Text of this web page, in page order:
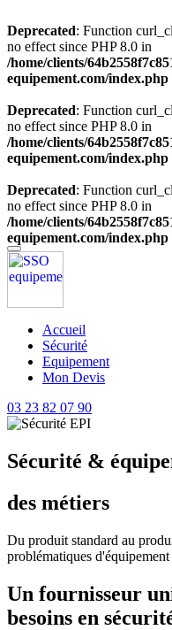
Deprecated: Function
no effect since PHP 8.0 in
/home/clients/
equipement.com/index.php
Deprecated: Function
no effect since PHP 8.0 in
/home/clients/
equipement.com/index.php
Deprecated: Function
no effect since PHP 8.0 in
/home/clients/
equipement.com/index.php
Accueil
Sécurité
Equipement
Mon Devis
03 23 82 07 90
Sécurité &
des métiers
Du produit standard au
problématiques d'équipement
Un fournisseur
besoins en